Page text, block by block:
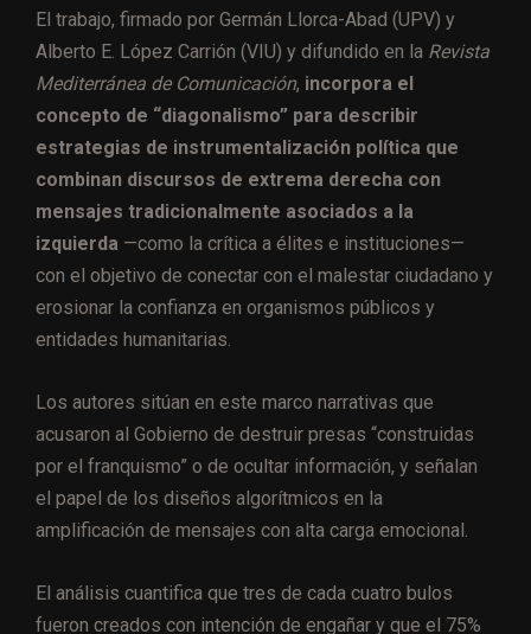
El trabajo, firmado por Germán Llorca-Abad (UPV) y
Alberto E. López Carrión (VIU) y difundido en la Revista
Mediterránea de Comunicación, incorpora el
concepto de “diagonalismo” para describir
estrategias de instrumentalización política que
combinan discursos de extrema derecha con
mensajes tradicionalmente asociados a la
izquierda —como la crítica a élites e instituciones—
con el objetivo de conectar con el malestar ciudadano y
erosionar la confianza en organismos públicos y
entidades humanitarias.
Los autores sitúan en este marco narrativas que
acusaron al Gobierno de destruir presas “construidas
por el franquismo” o de ocultar información, y señalan
el papel de los diseños algorítmicos en la
amplificación de mensajes con alta carga emocional.
El análisis cuantifica que tres de cada cuatro bulos
fueron creados con intención de engañar y que el 75%